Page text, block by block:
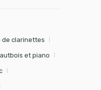
de clarinettes
et piano